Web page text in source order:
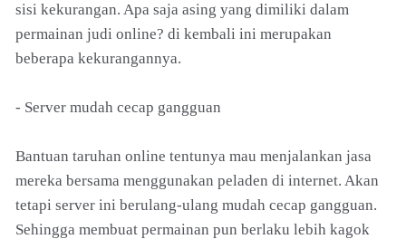
sisi kekurangan. Apa saja asing yang dimiliki dalam
permainan judi online? di kembali ini merupakan
beberapa kekurangannya.
- Server mudah cecap gangguan
Bantuan taruhan online tentunya mau menjalankan jasa
mereka bersama menggunakan peladen di internet. Akan
tetapi server ini berulang-ulang mudah cecap gangguan.
Sehingga membuat permainan pun berlaku lebih kagok